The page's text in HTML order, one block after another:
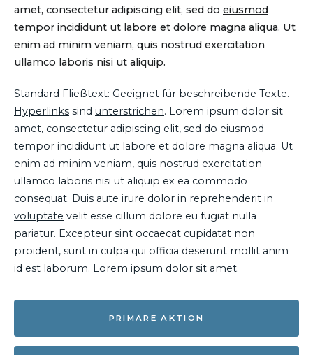
amet, consectetur adipiscing elit, sed do eiusmod
tempor incididunt ut labore et dolore magna aliqua. Ut
enim ad minim veniam, quis nostrud exercitation
ullamco laboris nisi ut aliquip.
Standard Fließtext: Geeignet für beschreibende Texte.
Hyperlinks sind unterstrichen. Lorem ipsum dolor sit
amet, consectetur adipiscing elit, sed do eiusmod
tempor incididunt ut labore et dolore magna aliqua. Ut
enim ad minim veniam, quis nostrud exercitation
ullamco laboris nisi ut aliquip ex ea commodo
consequat. Duis aute irure dolor in reprehenderit in
voluptate velit esse cillum dolore eu fugiat nulla
pariatur. Excepteur sint occaecat cupidatat non
proident, sunt in culpa qui officia deserunt mollit anim
id est laborum. Lorem ipsum dolor sit amet.
PRIMÄRE AKTION